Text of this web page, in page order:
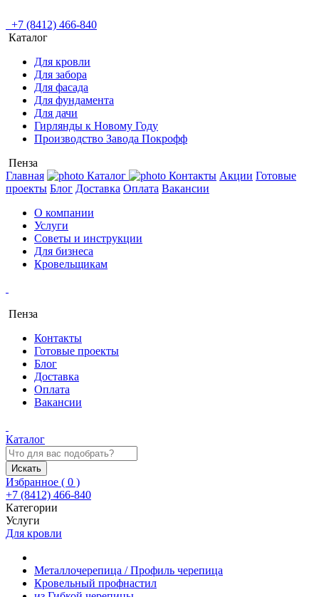
+7 (8412) 466-840
Каталог
Для кровли
Для забора
Для фасада
Для фундамента
Для дачи
Гирлянды к Новому Году
Производство Завода Покрофф
Пенза
Главная
Каталог Контакты Акции Готовые
проекты Блог Доставка Оплата Вакансии
О компании
Услуги
Советы и инструкции
Для бизнеса
Кровельщикам
Пенза
Контакты
Готовые проекты
Блог
Доставка
Оплата
Вакансии
Каталог
Искать
Избранное ( 0 )
+7 (8412) 466-840
Категории
Услуги
Для кровли
Металлочерепица / Профиль черепица
Кровельный профнастил